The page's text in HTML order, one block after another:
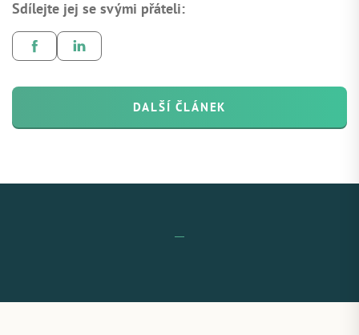
Sdílejte jej se svými přáteli:
DALŠÍ ČLÁNEK